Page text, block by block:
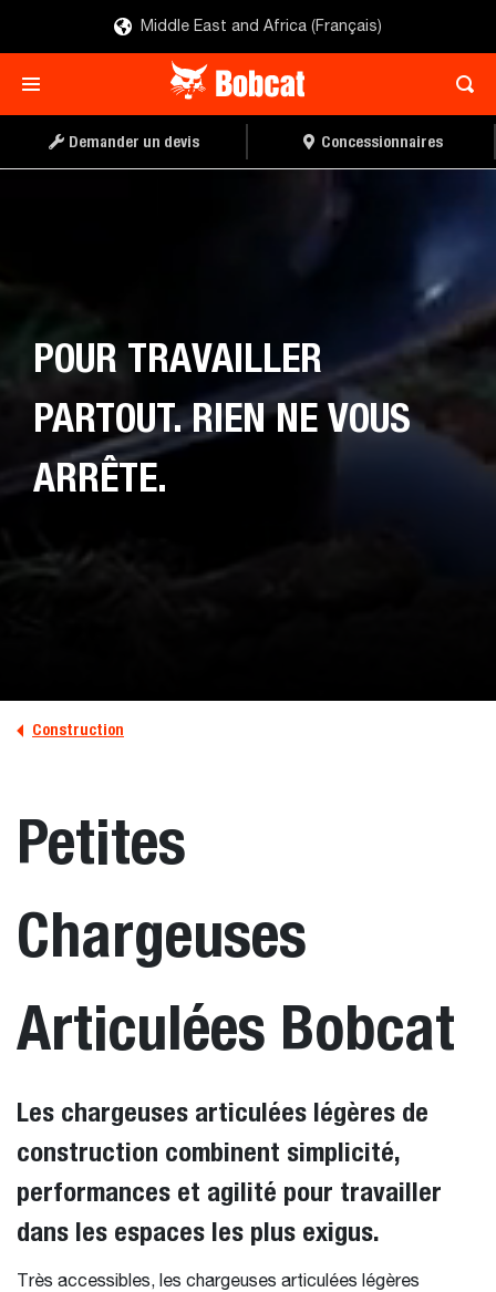
Middle East and Africa (Français)
Demander un devis Concessionnaires
POUR TRAVAILLER
PARTOUT. RIEN NE VOUS
ARRÊTE.
Construction
Petites
Chargeuses
Articulées Bobcat
Les chargeuses articulées légères de
construction combinent simplicité,
performances et agilité pour travailler
dans les espaces les plus exigus.
Très accessibles, les chargeuses articulées légères
DEMANDER UN DEVIS CONCESSIONNAIRE